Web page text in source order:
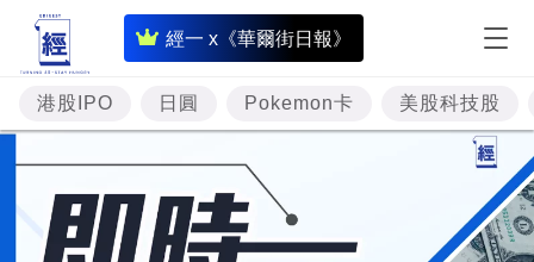
經一 x《華爾街日報》
即
時
財
經
專
題
投
港股IPO 日圓 Pokemon卡 美股科技股